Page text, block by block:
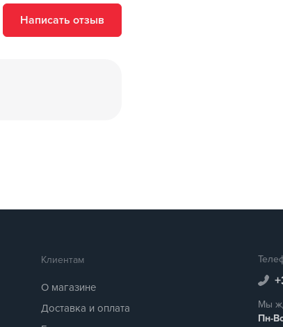
Написать отзыв
Клиентам
О магазине
Доставка и оплата
Мы
Пн-